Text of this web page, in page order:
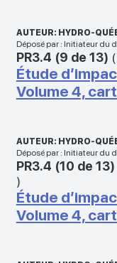
AUTEUR: HYDRO-
Déposé par : Initiateur du
PR3.4 (9 de 13) (
Étude
Volume 4,
AUTEUR: HYDRO-
Déposé par : Initiateur du
PR3.4 (10 de 13)
)
Étude
Volume 4,